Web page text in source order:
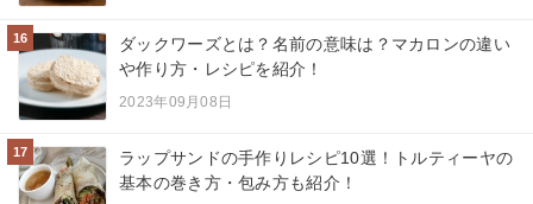
16
ダックワーズとは？名前の意味は？マカロンの違い
や作り方・レシピを紹介！
2023年09月08日
17
ラップサンドの手作りレシピ10選！トルティーヤの
基本の巻き方・包み方も紹介！